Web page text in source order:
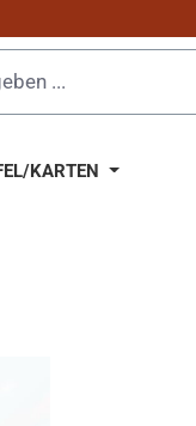
KARTEN